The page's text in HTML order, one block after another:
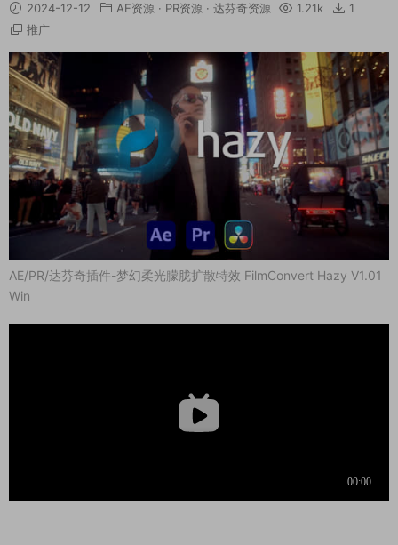
2024-12-12 AE资源 · PR资源 · 达芬奇资源 1.21k
1
推广
AE/PR/达芬奇插件-梦幻柔光朦胧扩散特效 FilmConvert Hazy V1.01
Win